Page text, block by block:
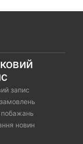
15/ 14
запис
замовлень
новин